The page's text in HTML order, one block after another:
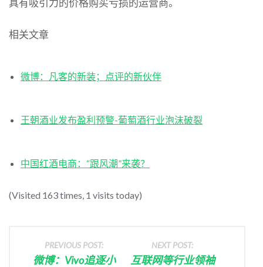
具有吸引力的价格购买亏损的运营商。
相关文章
微博：凡客的新装；点评的新伙伴
王朝酒业发布盈利预警-葡萄酒行业泡沫破裂
中国红酒电商：“跟风潮”来袭？
(Visited 163 times, 1 visits today)
PREVIOUS POST:
微博：Vivo追逐小
NEXT POST:
互联网等行业领袖